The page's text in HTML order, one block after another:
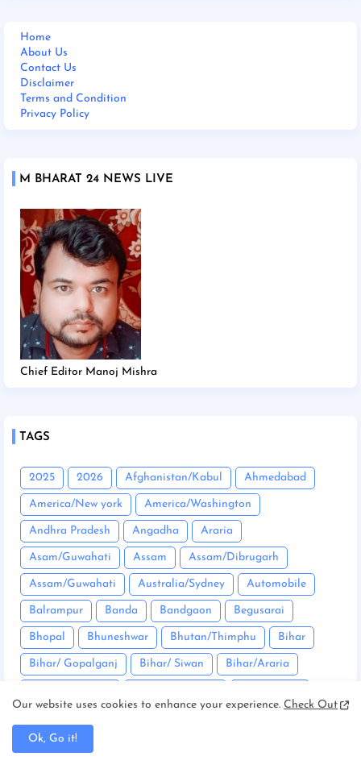
Home
About Us
Contact Us
Disclaimer
Terms and Condition
Privacy Policy
M BHARAT 24 NEWS LIVE
Chief Editor Manoj Mishra
TAGS
2025 2026 Afghanistan/Kabul Ahmedabad
America/New york America/Washington
Andhra Pradesh Angadha Araria
Asam/Guwahati Assam Assam/Dibrugarh
Assam/Guwahati Australia/Sydney Automobile
Balrampur Banda Bandgaon Begusarai
Bhopal Bhuneshwar Bhutan/Thimphu Bihar
Bihar/ Gopalganj Bihar/ Siwan Bihar/Araria
Bihar/East Champaran
Our website uses cookies to enhance your experience. Check Out
Ok, Go it!